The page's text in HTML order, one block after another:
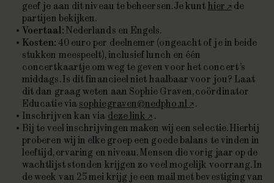
geef je aan dit niveau te beheersen. Je kunt hier
de
partijen bekijken.
Voertaal: Nederlands en Engels.
Kosten: 40 euro per deelnemer (ongeacht of je in beide
stukken meespeelt), inclusief lunch en één
concertkaartje om weg te geven voor het concert ’s
middags. Is dit financieel niet haalbaar voor jou? Laat
dit dan graag weten aan Sophie Graven, coördinator
Educatie via sophiegraven@nedpho.nl .
Inschrijven kan via deze link
.
Bij te veel inschrijvingen maken wij een selectie. Hierbij
proberen wij in elke groep een goede balans te vinden in
leeftijd, ervaring en niveau. Mensen die vorig jaar op de
wachtlijst stonden krijgen zo veel mogelijk voorrang. In
de week van 25 mei krijg je een mail met bevestiging van